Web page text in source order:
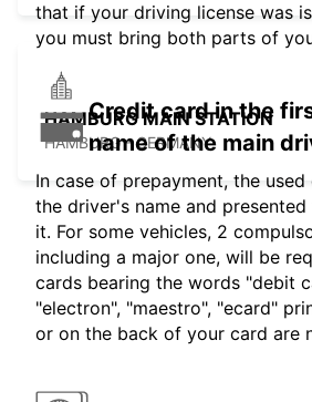
HAMBURG MAIN STATION
HAMBURG - GERMANY
that if your driving license was
you must bring both parts of
Credit card in the
name of the main
In case of prepayment, the
the driver's name and
it. For some vehicles, 2
including a major one, will be
cards bearing the words "debit
"electron", "maestro", "ecard"
or on the back of your card are